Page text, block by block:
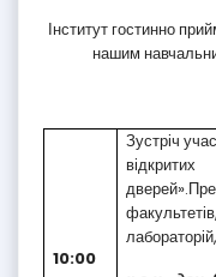
Інститут гостинно
нашим
10:00
Зустріч
відкритих
факультетів,